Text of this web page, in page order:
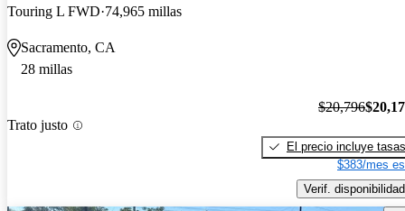
Touring L FWD 74,965 millas
Sacramento, CA
28 millas
Trato justo
$20,796
El precio incluye tasas
$383/mes
Verif. disponibilidad